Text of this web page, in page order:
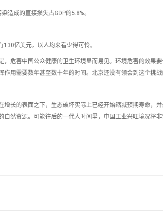
造成的直接损失占GDP的5.8%。
亿美元，以人均来看少得可怜。
危害中国公众健康的卫生环境显而易见。环境危害的效果
用需要数年甚至数十年的时间。北京还没有领会到这个挑战
长的表面之下，生态破坏实际上已经开始缩减预期寿命，
然资源。可能往后的一代人时间里，中国工业兴旺境况将非